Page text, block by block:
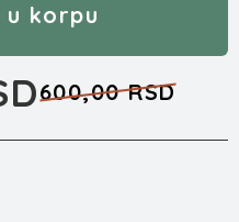
korpu
600,00 RSD